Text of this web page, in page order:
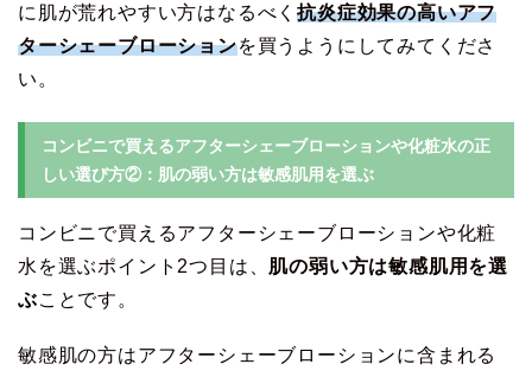
に肌が荒れやすい方はなるべく抗炎症効果の高いアフ
ターシェーブローションを買うようにしてみてくださ
い。
コンビニで買えるアフターシェーブローションや化粧水の正
しい選び方②：肌の弱い方は敏感肌用を選ぶ
コンビニで買えるアフターシェーブローションや化粧
水を選ぶポイント2つ目は、 肌の弱い方は敏感肌用を選
ぶことです。
敏感肌の方はアフターシェーブローションに含まれる